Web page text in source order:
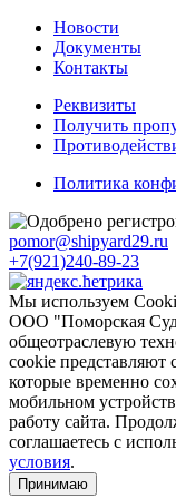
Новости
Документы
Контакты
Реквизиты
Получить
Политика
pomor@shipyard29.ru
+7(921)240-89-23
Мы используем
ООО "Поморская
общеотраслевую
cookie
которые временно
мобильном
работу сайта.
соглашаетесь с
условия.
Принимаю